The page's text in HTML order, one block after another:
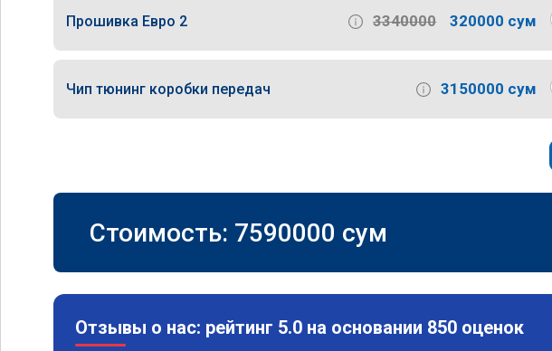
Прошивка Евро 2 3340000 320000 сум
Чип тюнинг коробки передач 3150000 сум
Стоимость: 7590000 сум
Отзывы о нас: рейтинг 5.0 на основании 850 оценок